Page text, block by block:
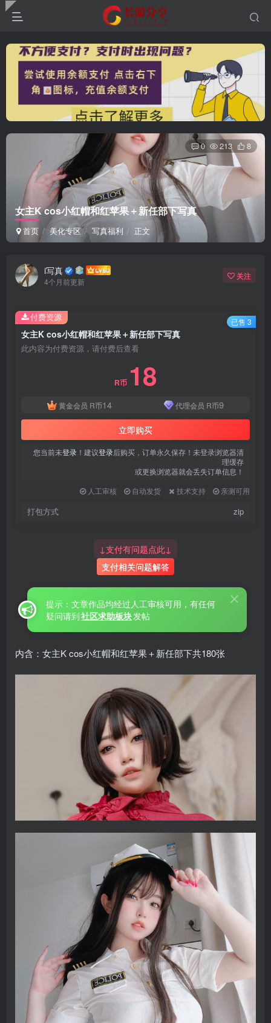
女主K cos小红帽和红苹果＋新任部下写真
首页 美化专区 写真福利 正文
0 213 8
i写真
4个月前更新
关注
女主K cos小红帽和红苹果＋新任部下写真
此内容为付费资源，请付费后查看
R币 18
黄金会员 R币14 代理会员 R币9
立即购买
您当前未登录 ！建议登录后购买，订单永久保存！未登录浏览器清
理缓存
或更换浏览器就会丢失订单信息！
人工审核
自动发货 技术支持 亲测可用
打包方式 zip
付费资源 已售 3
↓支付有问题点此↓
支付相关问题解答
提示：文章作品均经过人工审核可用，有任何
疑问请到社区求助板块发帖
内含：女主K cos小红帽和红苹果＋新任部下共180张